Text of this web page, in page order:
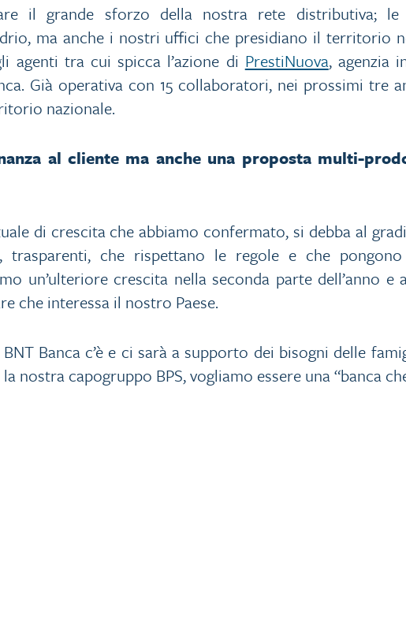
il grande sforzo della nostra rete distributiva;
ma anche i nostri uffici che presidiano il territorio
agenti tra cui spicca l’azione di PrestiNuova, agenzia
Già operativa con 15 collaboratori, nei prossimi tre
nazionale.
al cliente ma anche una proposta multi-
di crescita che abbiamo confermato, si debba al
che rispettano le regole e che
un’ulteriore crescita nella seconda parte dell’anno e
che interessa il nostro Paese.
Banca c’è e ci sarà a supporto dei bisogni delle
nostra capogruppo BPS, vogliamo essere una “banca